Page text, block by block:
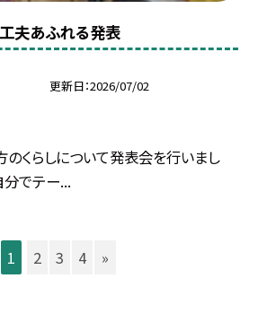
夫あふれる発表
更新日 2026/07/02
のくらしについて発表会を行いまし
分でテー...
1 2 3 4 »